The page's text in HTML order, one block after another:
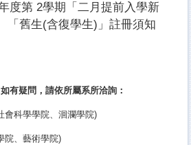
度第 2學期「二月提前入學新
「舊生(含復學生)」註冊須知
有疑問，請依所屬系所洽詢：
會科學學院、洄瀾學院)
院、藝術學院)